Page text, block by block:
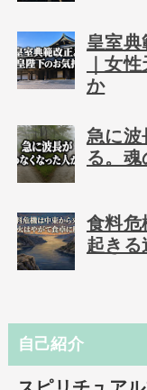
皇室典
｜女
か
急に波
る。
食料
起きる
自己紹介